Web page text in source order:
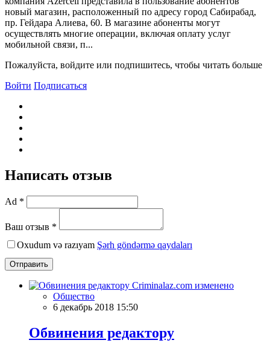
новый магазин, расположенный по адресу город Сабирабад,
пр. Гейдара Алиева, 60. B магазине абоненты могут
осуществлять многие операции, включая оплату услуг
мобильной связи, п...
Пожалуйста, войдите или подпишитесь, чтобы читать больше
Войти Подписаться
Написать отзыв
Ad *
Ваш отзыв *
Oxudum və razıyam Şərh göndərmə qaydaları
Отправить
Общество
6 декабрь 2018 15:50
Обвинения редактору